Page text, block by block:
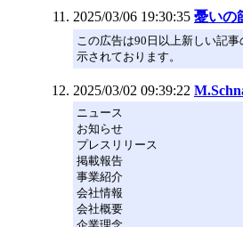
2025/03/06 19:30:35 憂い
この広告は90日以上新しい記
示されております。
2025/03/02 09:39:22
ニュース
お知らせ
プレスリリース
掲載報告
事業紹介
会社情報
会社概要